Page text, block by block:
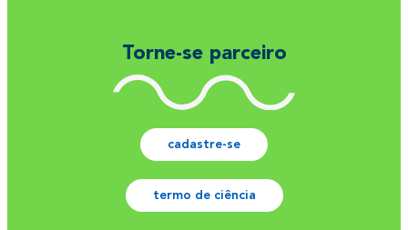
Torne-se parceiro
cadastre-se
termo de ciência